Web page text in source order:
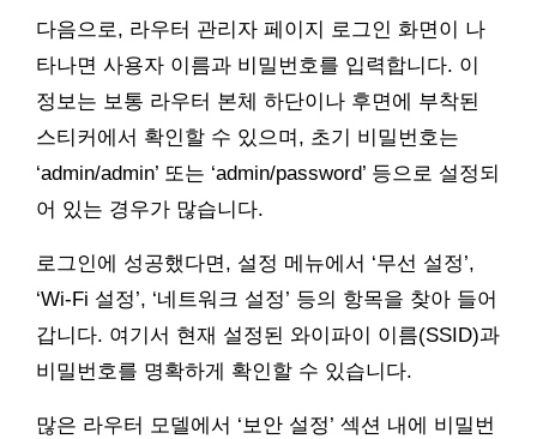
다음으로, 라우터 관리자 페이지 로그인 화면이 나
타나면 사용자 이름과 비밀번호를 입력합니다. 이
정보는 보통 라우터 본체 하단이나 후면에 부착된
스티커에서 확인할 수 있으며, 초기 비밀번호는
‘admin/admin’ 또는 ‘admin/password’ 등으로 설정되
어 있는 경우가 많습니다.
로그인에 성공했다면, 설정 메뉴에서 ‘무선 설정’,
‘Wi-Fi 설정’, ‘네트워크 설정’ 등의 항목을 찾아 들어
갑니다. 여기서 현재 설정된 와이파이 이름(SSID)과
비밀번호를 명확하게 확인할 수 있습니다.
많은 라우터 모델에서 ‘보안 설정’ 섹션 내에 비밀번